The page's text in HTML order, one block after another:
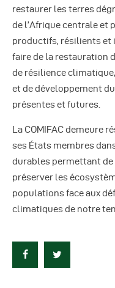
restaurer les terres
de l’Afrique centrale et
productifs, résilients et
faire de la restauration
de résilience
et de développement
présentes et futures.
La COMIFAC demeure
ses États membres
durables permettant de
préserver les
populations face aux
climatiques de notre